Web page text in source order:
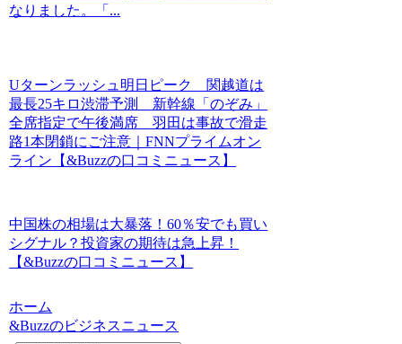
なりました。「...
Uターンラッシュ明日ピーク 関越道は
最長25キロ渋滞予測 新幹線「のぞみ」
全席指定で午後満席 羽田は事故で滑走
路1本閉鎖にご注意｜FNNプライムオン
ライン【&Buzzの口コミニュース】
中国株の相場は大暴落！60％安でも買い
シグナル？投資家の期待は急上昇！
【&Buzzの口コミニュース】
ホーム
&Buzzのビジネスニュース